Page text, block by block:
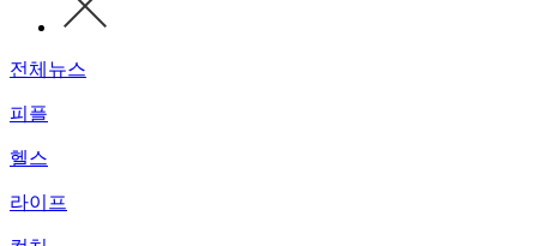
전체뉴스
피플
헬스
라이프